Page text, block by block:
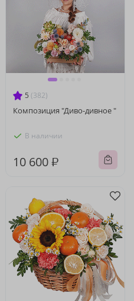
5 (382)
Композиция "Диво-дивное "
В наличии
10 600 ₽